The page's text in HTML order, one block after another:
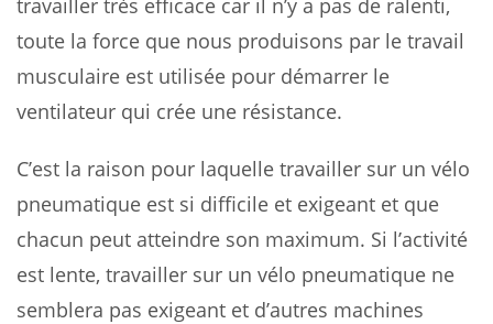
toute la force que nous produisons par le travail
musculaire est utilisée pour démarrer le
ventilateur qui crée une résistance.
C’est la raison pour laquelle travailler sur un vélo
pneumatique est si difficile et exigeant et que
chacun peut atteindre son maximum. Si l’activité
est lente, travailler sur un vélo pneumatique ne
semblera pas exigeant et d’autres machines